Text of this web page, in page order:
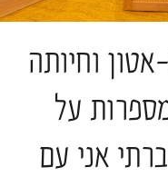
וחיותה
על
אני עם